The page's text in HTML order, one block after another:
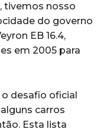
tivemos nosso
do governo
EB 16.4,
em 2005 para
desafio oficial
carros
Esta lista